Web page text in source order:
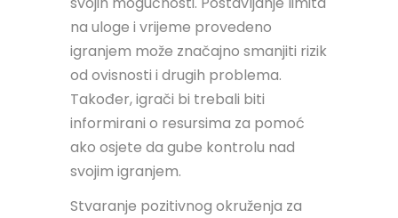
na uloge i vrijeme provedeno
igranjem može značajno smanjiti rizik
od ovisnosti i drugih problema.
Također, igrači bi trebali biti
informirani o resursima za pomoć
ako osjete da gube kontrolu nad
svojim igranjem.
Stvaranje pozitivnog okruženja za